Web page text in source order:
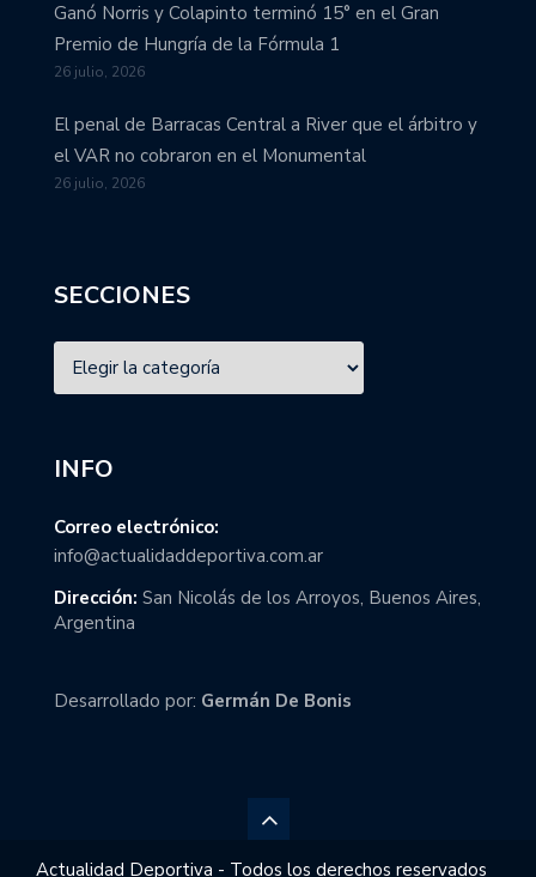
Ganó Norris y Colapinto terminó 15° en el Gran
Premio de Hungría de la Fórmula 1
26 julio, 2026
El penal de Barracas Central a River que el árbitro y
el VAR no cobraron en el Monumental
26 julio, 2026
SECCIONES
INFO
Correo electrónico:
info@actualidaddeportiva.com.ar
Dirección: San Nicolás de los Arroyos, Buenos Aires,
Argentina
Desarrollado por: Germán De Bonis
Actualidad Deportiva - Todos los derechos reservados